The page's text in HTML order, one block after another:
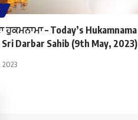
ਹੁਕਮਨਾਮਾ – Today’s Hukamnama
Darbar Sahib (9th May, 2023)
2023